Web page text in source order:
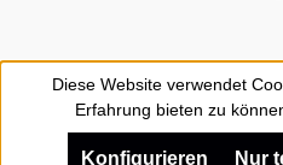
Diese Website verwendet
Erfahrung bieten zu
Nur
Konfigurieren